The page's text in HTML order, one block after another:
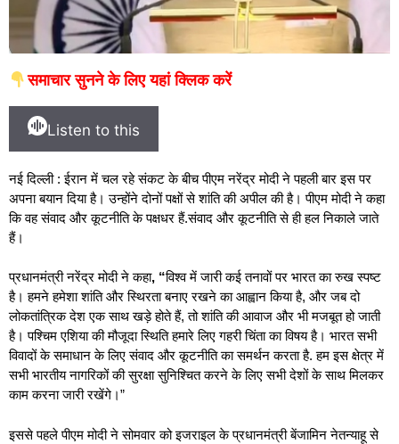
समाचार सुनने के लिए यहां क्लिक करें
Listen to this
नई दिल्ली : ईरान में चल रहे संकट के बीच पीएम नरेंद्र मोदी ने पहली बार इस पर
अपना बयान दिया है। उन्होंने दोनों पक्षों से शांति की अपील की है। पीएम मोदी ने कहा
कि वह संवाद और कूटनीति के पक्षधर हैं.संवाद और कूटनीति से ही हल निकाले जाते
हैं।
प्रधानमंत्री नरेंद्र मोदी ने कहा, “विश्व में जारी कई तनावों पर भारत का रुख स्पष्ट
है। हमने हमेशा शांति और स्थिरता बनाए रखने का आह्वान किया है, और जब दो
लोकतांत्रिक देश एक साथ खड़े होते हैं, तो शांति की आवाज और भी मजबूत हो जाती
है। पश्चिम एशिया की मौजूदा स्थिति हमारे लिए गहरी चिंता का विषय है। भारत सभी
विवादों के समाधान के लिए संवाद और कूटनीति का समर्थन करता है. हम इस क्षेत्र में
सभी भारतीय नागरिकों की सुरक्षा सुनिश्चित करने के लिए सभी देशों के साथ मिलकर
काम करना जारी रखेंगे।”
इससे पहले पीएम मोदी ने सोमवार को इजराइल के प्रधानमंत्री बेंजामिन नेतन्याहू से